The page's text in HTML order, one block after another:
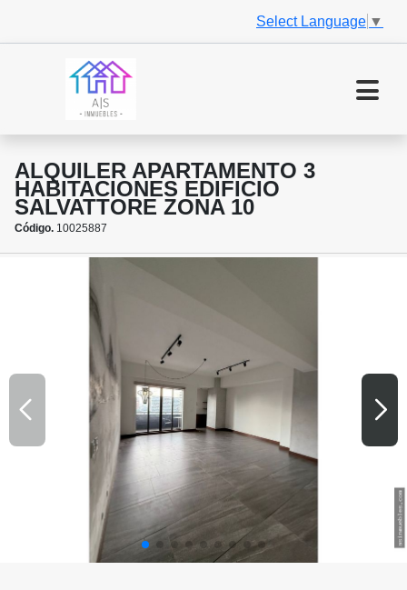
Select Language ▼
ALQUILER APARTAMENTO 3
HABITACIONES EDIFICIO
SALVATTORE ZONA 10
Código. 10025887